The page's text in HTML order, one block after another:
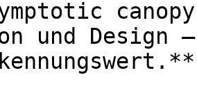
und Design